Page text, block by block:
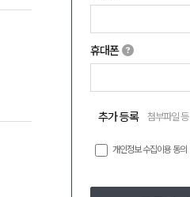
휴대폰
추가 등록 첨부파일 등
개인정보 수집이용 동의